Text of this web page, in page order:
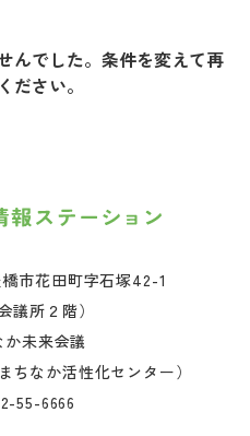
んでした。条件を変えて再
ださい。
市花田町字石塚42-1
議所２階）
か未来会議
ちなか活性化センター）
55-6666